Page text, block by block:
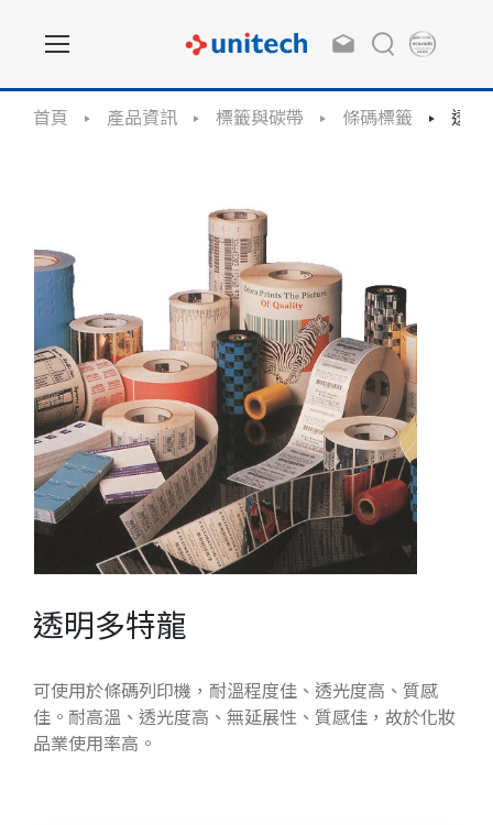
首頁 產品資訊 標籤與碳帶 條碼標籤 透明
透明多特龍
可使用於條碼列印機，耐溫程度佳、透光度高、質感
佳。耐高溫、透光度高、無延展性、質感佳，故於化妝
品業使用率高。